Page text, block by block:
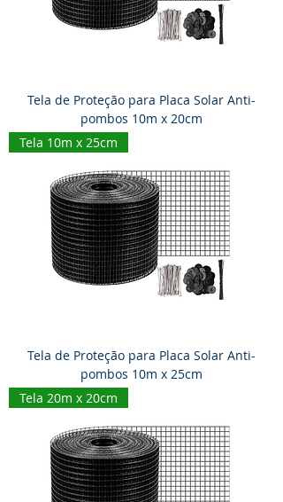
Tela de Proteção para Placa Solar Anti-
pombos 10m x 20cm
Tela 10m x 25cm
Tela de Proteção para Placa Solar Anti-
pombos 10m x 25cm
Tela 20m x 20cm